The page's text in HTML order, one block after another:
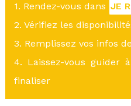
1. Rendez-vous dans JE
2. Vérifiez les
3. Remplissez vos infos
4. Laissez-vous guider
finaliser